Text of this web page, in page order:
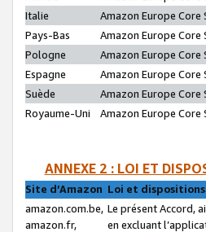
Italie
Amazon Europe Core
Pays-Bas
Amazon Europe Core
Pologne
Amazon Europe Core
Espagne
Amazon Europe Core
Suède
Amazon Europe Core
Royaume-Uni
Amazon Europe Core
ANNEXE 2 : LOI ET
Site d’Amazon Loi et
amazon.com.be,
amazon.fr,
Le présent Accord,
en excluant